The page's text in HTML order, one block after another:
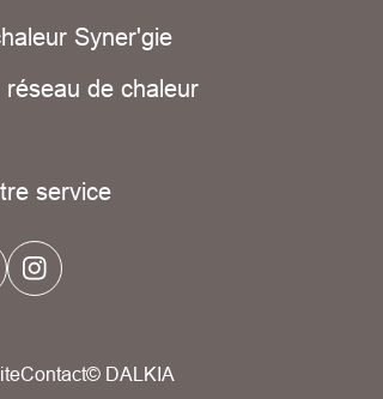
Syner'gie
de chaleur
service
Contact© DALKIA